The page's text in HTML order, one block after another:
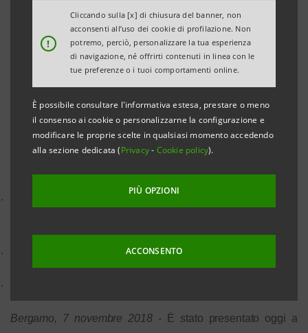
!
Cliccando sulla [x] di chiusura del banner, non
acconsenti all’uso dei cookie di profilazione. Non
potremo, perciò, personalizzare la tua esperienza
di navigazione, né offrirti contenuti in linea con le
tue preferenze o i tuoi comportamenti online.
È possibile consultare l'informativa estesa, prestare o meno
il consenso ai cookie o personalizzarne la configurazione e
modificare le proprie scelte in qualsiasi momento accedendo
alla sezione dedicata (Privacy- Cookie policy).
PIÙ OPZIONI
ACCONSENTO
INTESA SANPAOLO E CONFINDUSTRIA
POTENZIANO L’ACCORDO 2016-2019
·
· A regime il sistema qualitativo del rating di credito
·
Bergamo, 7 novembre 2018 - È stato presentato oggi a